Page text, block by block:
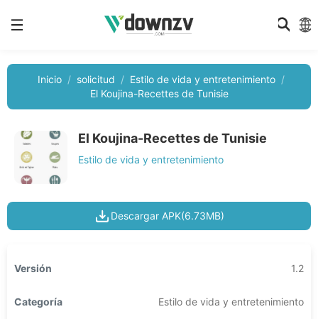
Inicio solicitud
Estilo de vida y entretenimiento
El Koujina-Recettes de Tunisie
El Koujina-Recettes de Tunisie
Estilo de vida y entretenimiento
Descargar APK(6.73MB)
Versión 1.2
Categoría Estilo de vida y entretenimiento